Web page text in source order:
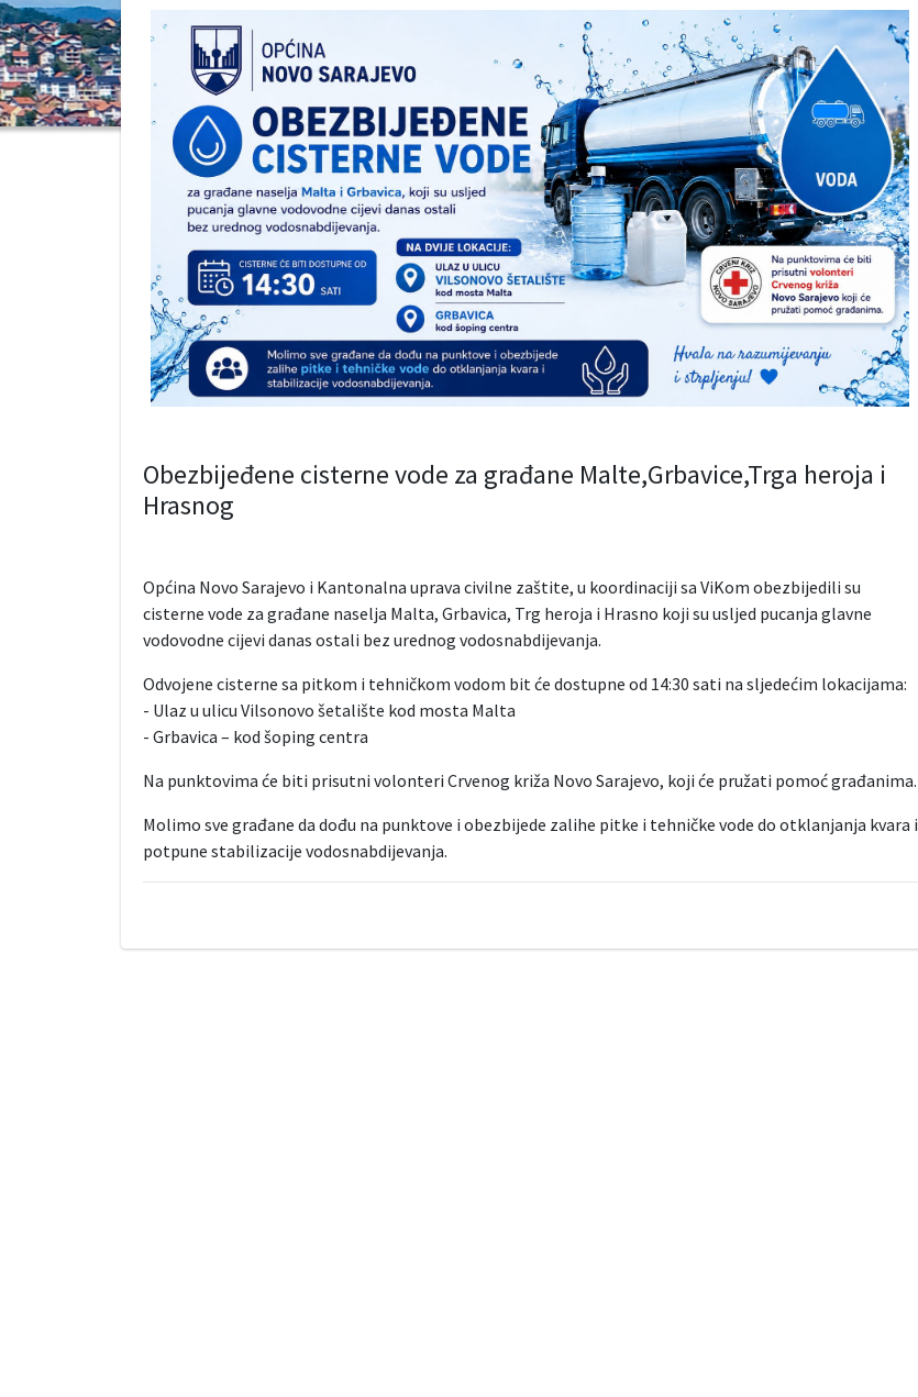
Obezbijeđene cisterne vode za građane Malte,Grbavice,Trga heroja i
Hrasnog
Općina Novo Sarajevo i Kantonalna uprava civilne zaštite, u koordinaciji sa ViKom obezbijedili su
cisterne vode za građane naselja Malta, Grbavica, Trg heroja i Hrasno koji su usljed pucanja glavne
vodovodne cijevi danas ostali bez urednog vodosnabdijevanja.
Odvojene cisterne sa pitkom i tehničkom vodom bit će dostupne od 14:30 sati na sljedećim lokacijama:
- Ulaz u ulicu Vilsonovo šetalište kod mosta Malta
- Grbavica – kod šoping centra
Na punktovima će biti prisutni volonteri Crvenog križa Novo Sarajevo, koji će pružati pomoć građanima.
Molimo sve građane da dođu na punktove i obezbijede zalihe pitke i tehničke vode do otklanjanja kvara i
potpune stabilizacije vodosnabdijevanja.